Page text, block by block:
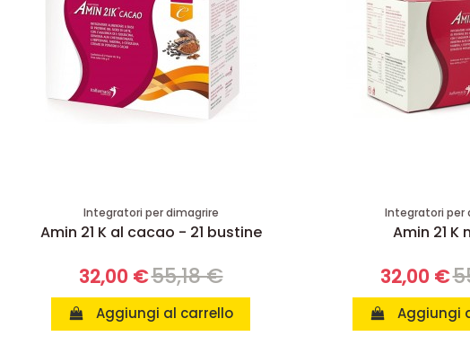
Integratori per dimagrire
Amin 21 K al cacao - 21 bustine
32,00 €55,18 €
Aggiungi al carrello
Integratori per
Amin 21 K
32,00 €
Aggiungi